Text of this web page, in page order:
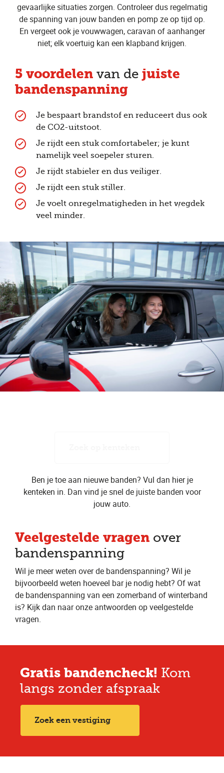
gevaarlijke situaties zorgen. Controleer dus regelmatig
de spanning van jouw banden en pomp ze op tijd op.
En vergeet ook je vouwwagen, caravan of aanhanger
niet; elk voertuig kan een klapband krijgen.
5 voordelen van de juiste
bandenspanning
Je bespaart brandstof en reduceert dus ook
de CO2-uitstoot.
Je rijdt een stuk comfortabeler; je kunt
namelijk veel soepeler sturen.
Je rijdt stabieler en dus veiliger.
Je rijdt een stuk stiller.
Je voelt onregelmatigheden in het wegdek
veel minder.
Ben je toe aan nieuwe banden? Vul dan hier je
kenteken in. Dan vind je snel de juiste banden voor
jouw auto.
Veelgestelde vragen over
bandenspanning
Wil je meer weten over de bandenspanning? Wil je
bijvoorbeeld weten hoeveel bar je nodig hebt? Of wat
de bandenspanning van een zomerband of winterband
is? Kijk dan naar onze antwoorden op veelgestelde
vragen.
Gratis bandencheck! Kom
langs zonder afspraak
Zoek een vestiging